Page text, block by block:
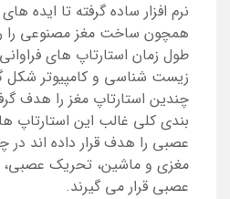
نرم افزار ساده گرفته تا ایده
همچون ساخت مغز مصنوعی را
طول زمان استارتاپ های
زیست شناسی و کامپیوتر شکل
چندین استارتاپ مغز را هدف
بندی کلی غالب این استارتاپ
عصبی را هدف قرار داده اند در
مغزی و ماشین، تحریک عصبی،
عصبی قرار می گیرند.